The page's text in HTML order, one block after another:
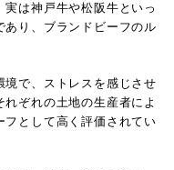
は神戸牛や松阪牛といっ
あり、ブランドビーフのル
で、ストレスを感じさせ
ぞれの土地の生産者によ
フとして高く評価されてい